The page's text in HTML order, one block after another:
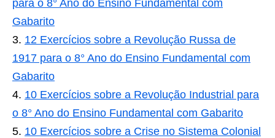
para o 8° Ano do Ensino Fundamental com
Gabarito
12 Exercícios sobre a Revolução Russa de
1917 para o 8° Ano do Ensino Fundamental com
Gabarito
10 Exercícios sobre a Revolução Industrial para
o 8° Ano do Ensino Fundamental com Gabarito
10 Exercícios sobre a Crise no Sistema Colonial